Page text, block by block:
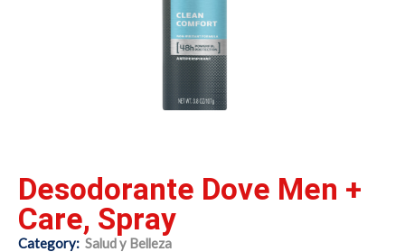
Desodorante Dove Men +
Care, Spray
Category: Salud y Belleza